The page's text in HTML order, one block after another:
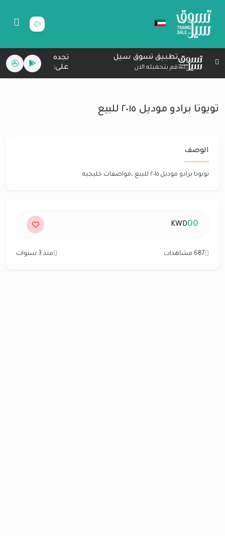
تطبيق تسوق سيل
قم بتحميله الان
تجده
على:
تويوتا برادو موديل ٢٠١٥ للبيع
الوصف
تويوتا برادو موديل ٢٠١٥ للبيع ،مواصفات خليجيه
00
KWD
687 مشاهدات منذ 3 سنوات